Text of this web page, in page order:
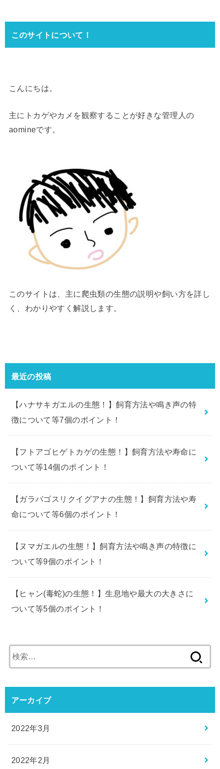
このサイトについて！
こんにちは。
主にトカゲやカメを観察することが好きな管理人の
aomineです。
このサイトは、主に爬虫類の生態の説明や飼い方を詳し
く、わかりやすく解説します。
最近の投稿
【ハナサキガエルの生態！】飼育方法や鳴き声の特
徴について等7個のポイント！
【フトアゴヒゲトカゲの生態！】飼育方法や寿命に
ついて等14個のポイント！
【ガラパゴスリクイグアナの生態！】飼育方法や寿
命について等6個のポイント！
【ヌマガエルの生態！】飼育方法や鳴き声の特徴に
ついて等9個のポイント！
【ヒャン(毒蛇)の生態！】生息地や最大の大きさに
ついて等5個のポイント！
索:
アーカイブ
2022年3月
2022年2月